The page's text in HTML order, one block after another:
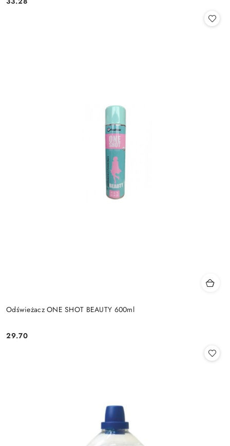
Cena:
Odświeżacz ONE SHOT BEAUTY 600ml
Cena:
29.70